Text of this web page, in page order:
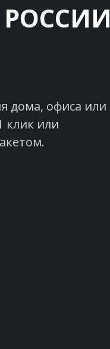
дома, офиса или
клик или